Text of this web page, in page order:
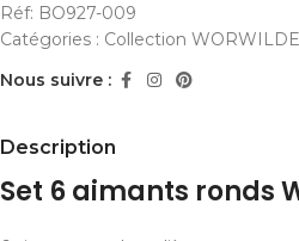
Réf: BO927-009
Catégories : Collection WORWILDE
Nous suivre :
Description
Set 6 aimants ronds